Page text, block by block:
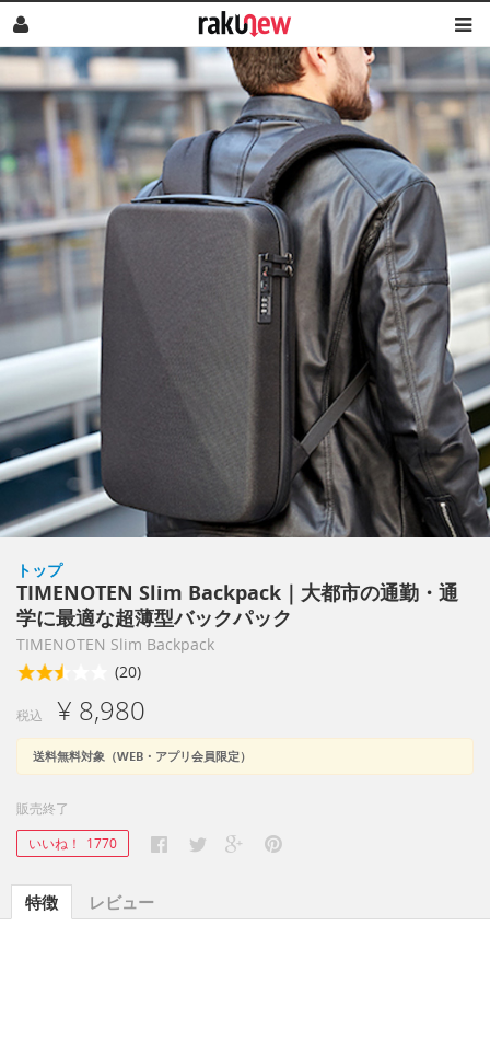
トップ
TIMENOTEN Slim Backpack｜大都市の通勤・通
学に最適な超薄型バックパック
TIMENOTEN Slim Backpack
(20)
税込 ¥ 8,980
送料無料対象（WEB・アプリ会員限定）
販売終了
いいね！
1770
特徴 レビュー